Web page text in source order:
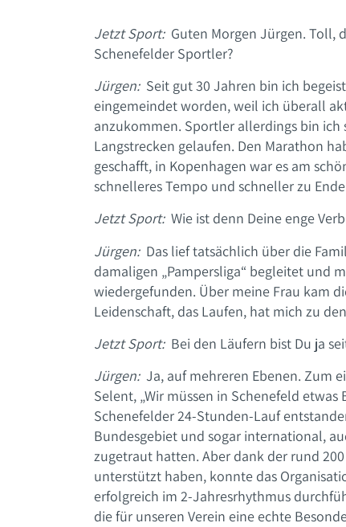
Jetzt Sport:Guten Morgen Jürgen. Toll,
Schenefelder Sportler?
Jürgen:Seit gut 30 Jahren bin ich
eingemeindet worden, weil ich überall
anzukommen. Sportler allerdings bin
Langstrecken gelaufen. Den Marathon
geschafft, in Kopenhagen war es am
schnelleres Tempo und schneller zu
Jetzt Sport: Wie ist denn Deine enge
Jürgen:Das lief tatsächlich über die
damaligen „Pampersliga“ begleitet und
wiedergefunden. Über meine Frau kam
Leidenschaft, das Laufen, hat mich zu
Jetzt Sport:Bei den Läufern bist Du ja
Jürgen:Ja, auf mehreren Ebenen. Zum
Selent, „Wir müssen in Schenefeld
Schenefelder 24-Stunden-Lauf
Bundesgebiet und sogar international,
zugetraut hatten. Aber dank der rund
unterstützt haben, konnte das
erfolgreich im 2-Jahresrhythmus
die für unseren Verein eine echte